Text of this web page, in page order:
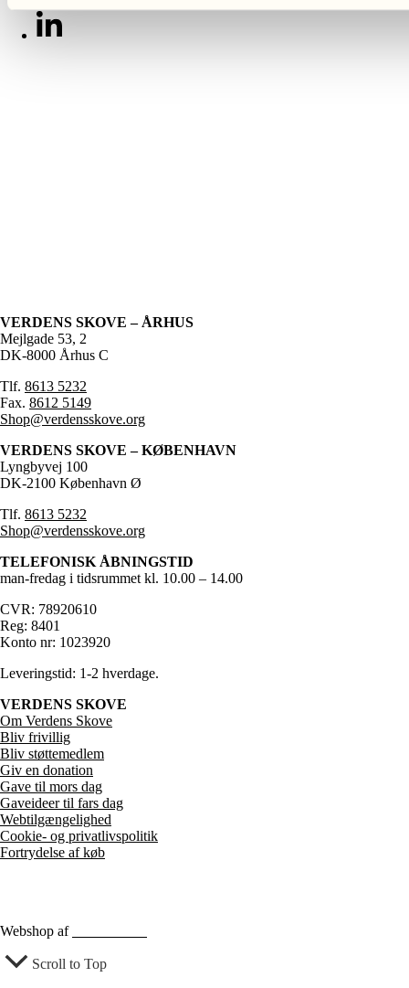
VERDENS SKOVE – ÅRHUS
Mejlgade 53, 2
DK-8000 Århus C
Tlf. 8613 5232
Fax. 8612 5149
Shop@verdensskove.org
VERDENS SKOVE – KØBENHAVN
Lyngbyvej 100
DK-2100 København Ø
Tlf. 8613 5232
Shop@verdensskove.org
TELEFONISK ÅBNINGSTID
man-fredag i tidsrummet kl. 10.00 – 14.00
CVR: 78920610
Reg: 8401
Konto nr: 1023920
Leveringstid: 1-2 hverdage.
VERDENS SKOVE
Om Verdens Skove
Bliv frivillig
Bliv støttemedlem
Giv en donation
Gave til mors dag
Gaveideer til fars dag
Webtilgængelighed
Cookie- og privatlivspolitik
Fortrydelse af køb
Webshop af
Scroll to Top